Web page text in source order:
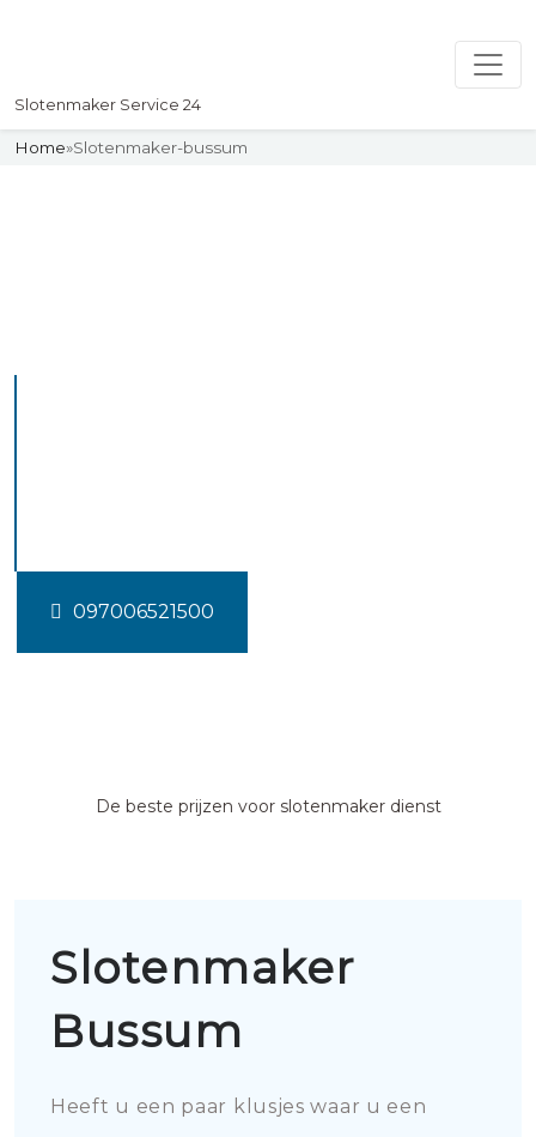
Slotenmaker Service 24
Home»Slotenmaker-bussum
097006521500
De beste prijzen voor slotenmaker dienst
Slotenmaker
Bussum
Heeft u een paar klusjes waar u een